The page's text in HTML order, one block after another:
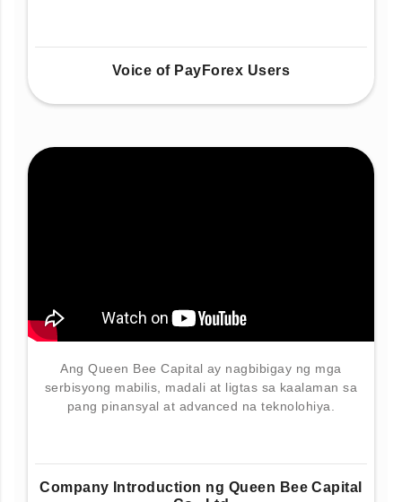
Voice of PayForex Users
Ang Queen Bee Capital ay nagbibigay ng mga
serbisyong mabilis, madali at ligtas sa kaalaman sa
pang pinansyal at advanced na teknolohiya.
Company Introduction ng Queen Bee Capital